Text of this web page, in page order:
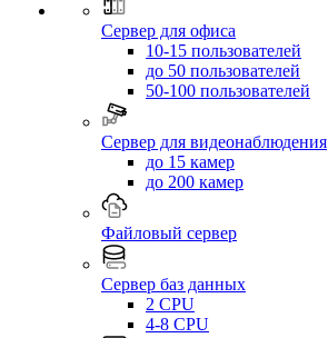
Сервер для офиса
10-15 пользователей
до 50 пользователей
50-100 пользователей
Сервер для видеонаблюдения
до 15 камер
до 200 камер
Файловый сервер
Сервер баз данных
2 CPU
4-8 CPU